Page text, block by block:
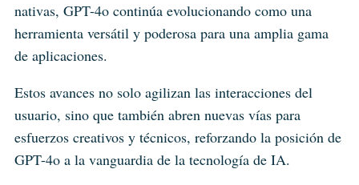
nativas, GPT-4o continúa evolucionando como una
herramienta versátil y poderosa para una amplia gama
de aplicaciones.
Estos avances no solo agilizan las interacciones del
usuario, sino que también abren nuevas vías para
esfuerzos creativos y técnicos, reforzando la posición de
GPT-4o a la vanguardia de la tecnología de IA.